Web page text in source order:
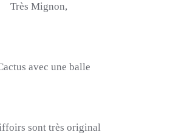
Très Mignon,
avec une balle
sont très original